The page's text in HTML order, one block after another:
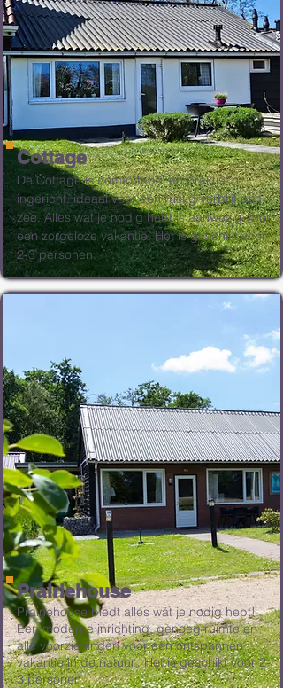
Cottage
De Cottage is comfortabel en praktisch
ingericht, ideaal voor een rustig verblijf aan
zee. Alles wat je nodig hebt is aanwezig voor
een zorgeloze vakantie. Het is geschikt voor
2-3 personen.
Prairiehouse
Prairiehouse biedt alles wat je nodig hebt!
Een moderne inrichting, genoeg ruimte en
alle voorzieningen voor een ontspannen
vakantie in de natuur.. Het is geschikt voor 2-
3 personen.